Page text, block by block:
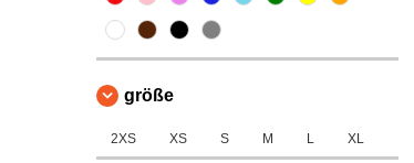
größe
2XS XS S M L XL